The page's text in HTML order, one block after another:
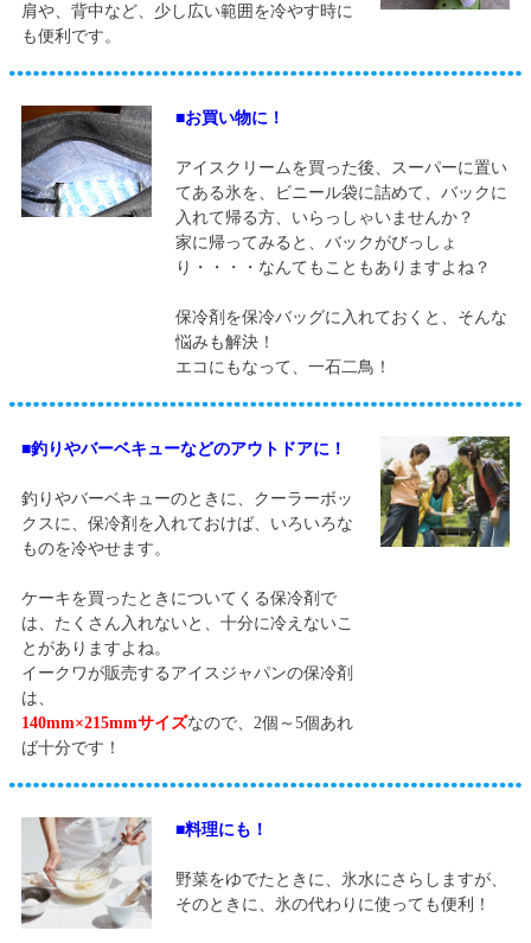
肩や、背中など、少し広い範囲を冷やす時に
も便利です。
■お買い物に！
アイスクリームを買った後、スーパーに置い
てある氷を、ビニール袋に詰めて、バックに
入れて帰る方、いらっしゃいませんか？
家に帰ってみると、バックがびっしょ
り・・・・なんてもこともありますよね？
保冷剤を保冷バッグに入れておくと、そんな
悩みも解決！
エコにもなって、一石二鳥！
■釣りやバーベキューなどのアウトドアに！
釣りやバーベキューのときに、クーラーボッ
クスに、保冷剤を入れておけば、いろいろな
ものを冷やせます。
ケーキを買ったときについてくる保冷剤で
は、たくさん入れないと、十分に冷えないこ
とがありますよね。
イークワが販売するアイスジャパンの保冷剤
は、
140mm×215mmサイズなので、2個～5個あれ
ば十分です！
■料理にも！
野菜をゆでたときに、氷水にさらしますが、
そのときに、氷の代わりに使っても便利！